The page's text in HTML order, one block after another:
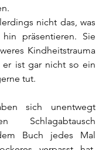
nicht das, was
präsentieren. Sie
Kindheitstrauma
ist gar nicht so ein
tut.
sich unentwegt
Schlagabtausch
Buch jedes Mal